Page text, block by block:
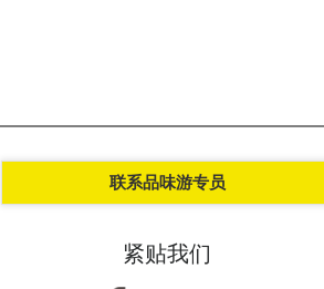
联系品味游专员
紧贴我们